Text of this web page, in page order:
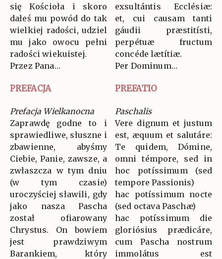
się Kościoła i skoro
dałeś mu powód do tak
wielkiej radości, udziel
mu jako owocu pełni
radości wiekuistej.
Przez Pana…
exsultántis Ecclésiæ:
et, cui causam tanti
gáudii præstitísti,
perpétuæ fructum
concéde lætítiæ.
Per Dominum…
PREFACJA PREFATIO
Prefacja Wielkanocna
Zaprawdę godne to i
sprawiedliwe, słuszne i
zbawienne, abyśmy
Ciebie, Panie, zawsze, a
zwłaszcza w tym dniu
(w tym czasie)
uroczyściej sławili, gdy
jako nasza Pascha
został ofiarowany
Chrystus. On bowiem
jest prawdziwym
Barankiem, który
Paschalis
Vere dignum et justum
est, æquum et salutáre:
Te quidem, Dómine,
omni témpore, sed in
hoc potíssimum (sed
tempore Passionis)
hac potíssimum nocte
(sed octava Paschæ)
hac potíssimum die
gloriósius prædicáre,
cum Pascha nostrum
immolátus est